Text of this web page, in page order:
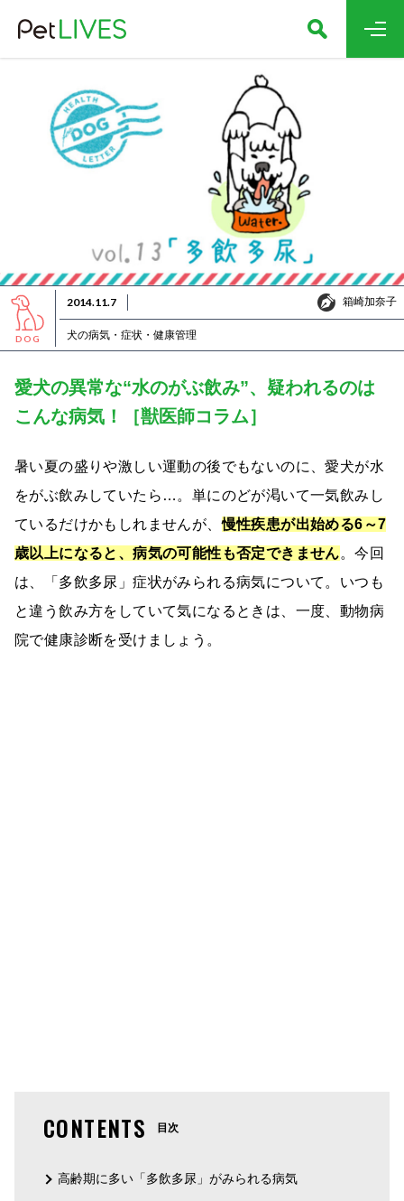
DOG
2014.11.7 箱崎加奈子
箱崎加奈子
犬の病気・症状・健康管理
愛犬の異常な“水のがぶ飲み”、疑われるのは
こんな病気！［獣医師コラム］
暑い夏の盛りや激しい運動の後でもないのに、愛犬が水
をがぶ飲みしていたら…。単にのどが渇いて一気飲みし
ているだけかもしれませんが、慢性疾患が出始める6～7
歳以上になると、病気の可能性も否定できません。今回
は、「多飲多尿」症状がみられる病気について。いつも
と違う飲み方をしていて気になるときは、一度、動物病
院で健康診断を受けましょう。
CONTENTS 目次
高齢期に多い「多飲多尿」がみられる病気